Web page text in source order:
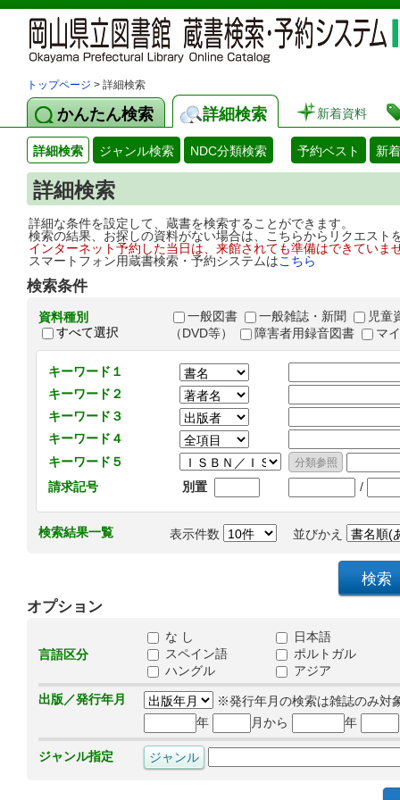
トップページ > 詳細検索
かんたん検索 詳細検索 新着資料
詳細検索 ジャンル検索 NDC分類検索 予約ベスト 新
詳細検索
詳細な条件を設定して、蔵書を検索することができます。
検索の結果、お探しの資料がない場合は、こちらからリクエス
インターネット予約した当日は、来館されても準備はできてい
スマートフォン用蔵書検索・予約システムはこちら
検索条件
資料種別
すべて選択
一般図書 一般雑誌・新聞
児童
（DVD等）
障害者用録音図書 マ
キーワード１
キーワード２
キーワード３
キーワード４
キーワード５
請求記号
別置 /
検索結果一覧 表示件数 並びかえ
オプション
言語区分
な し
日本語
スペイン語
ポルトガル
ハングル
アジア
出版／発行年月
※発行年月の検索は雑誌のみ対
年
月から 年
ジャンル指定